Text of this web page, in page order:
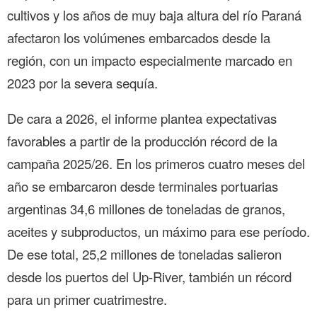
cultivos y los años de muy baja altura del río Paraná
afectaron los volúmenes embarcados desde la
región, con un impacto especialmente marcado en
2023 por la severa sequía.
De cara a 2026, el informe plantea expectativas
favorables a partir de la producción récord de la
campaña 2025/26. En los primeros cuatro meses del
año se embarcaron desde terminales portuarias
argentinas 34,6 millones de toneladas de granos,
aceites y subproductos, un máximo para ese período.
De ese total, 25,2 millones de toneladas salieron
desde los puertos del Up-River, también un récord
para un primer cuatrimestre.